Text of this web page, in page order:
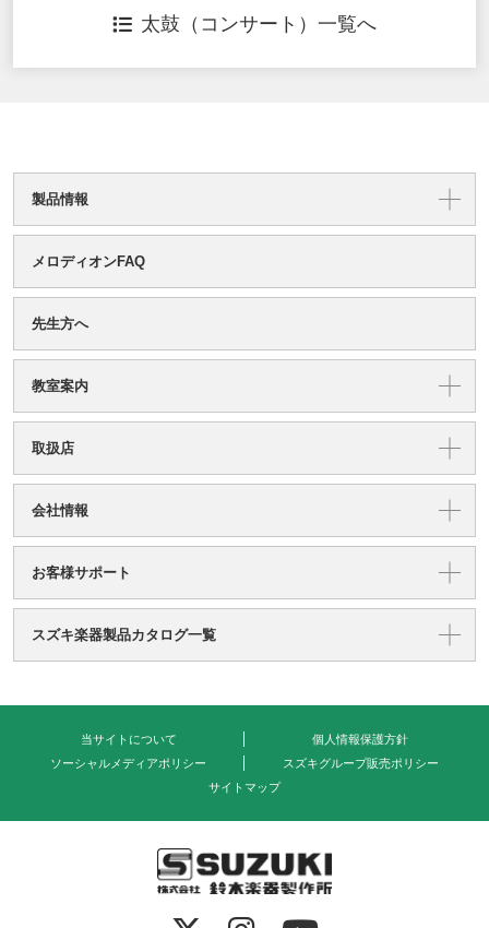
太鼓（コンサート）一覧へ
製品情報
メロディオンFAQ
先生方へ
教室案内
取扱店
会社情報
お客様サポート
スズキ楽器製品カタログ一覧
当サイトについて
個人情報保護方針
ソーシャルメディアポリシー
スズキグループ販売ポリシー
サイトマップ